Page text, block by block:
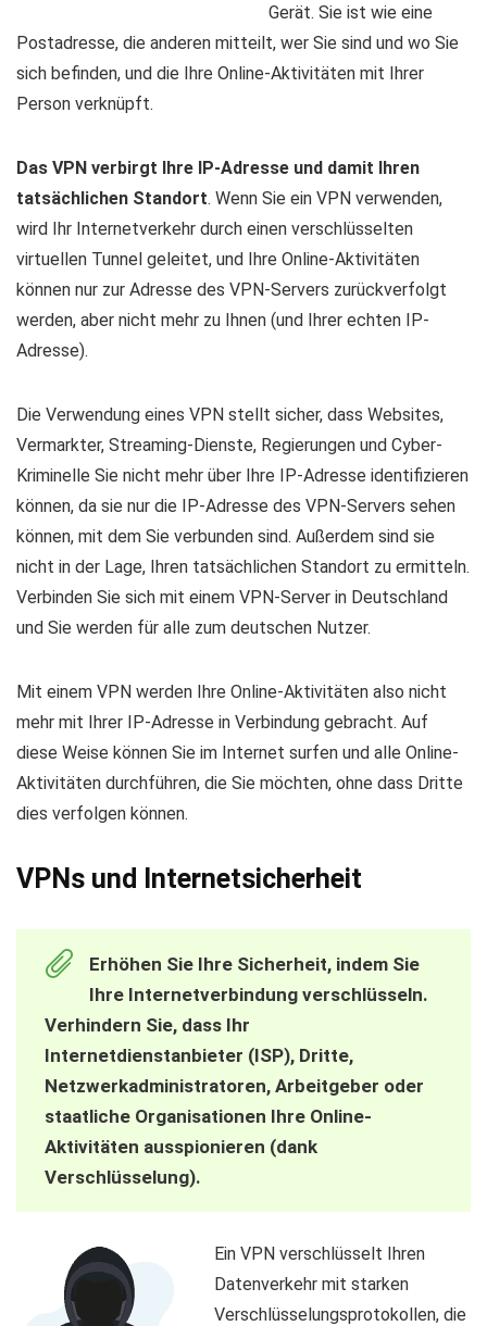
Gerät. Sie ist wie eine
Postadresse, die anderen mitteilt, wer Sie sind und wo Sie
sich befinden, und die Ihre Online-Aktivitäten mit Ihrer
Person verknüpft.
Das VPN verbirgt Ihre IP-Adresse und damit Ihren
tatsächlichen Standort. Wenn Sie ein VPN verwenden,
wird Ihr Internetverkehr durch einen verschlüsselten
virtuellen Tunnel geleitet, und Ihre Online-Aktivitäten
können nur zur Adresse des VPN-Servers zurückverfolgt
werden, aber nicht mehr zu Ihnen (und Ihrer echten IP-
Adresse).
Die Verwendung eines VPN stellt sicher, dass Websites,
Vermarkter, Streaming-Dienste, Regierungen und Cyber-
Kriminelle Sie nicht mehr über Ihre IP-Adresse identifizieren
können, da sie nur die IP-Adresse des VPN-Servers sehen
können, mit dem Sie verbunden sind. Außerdem sind sie
nicht in der Lage, Ihren tatsächlichen Standort zu ermitteln.
Verbinden Sie sich mit einem VPN-Server in Deutschland
und Sie werden für alle zum deutschen Nutzer.
Mit einem VPN werden Ihre Online-Aktivitäten also nicht
mehr mit Ihrer IP-Adresse in Verbindung gebracht. Auf
diese Weise können Sie im Internet surfen und alle Online-
Aktivitäten durchführen, die Sie möchten, ohne dass Dritte
dies verfolgen können.
VPNs und Internetsicherheit
Erhöhen Sie Ihre Sicherheit, indem Sie
Ihre Internetverbindung verschlüsseln.
Verhindern Sie, dass Ihr
Internetdienstanbieter (ISP), Dritte,
Netzwerkadministratoren, Arbeitgeber oder
staatliche Organisationen Ihre Online-
Aktivitäten ausspionieren (dank
Verschlüsselung).
Ein VPN verschlüsselt Ihren
Datenverkehr mit starken
Verschlüsselungsprotokollen, die